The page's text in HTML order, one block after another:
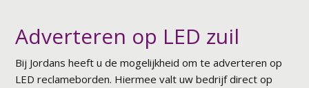
Adverteren op LED zuil
Bij Jordans heeft u de mogelijkheid om te adverteren op
LED reclameborden. Hiermee valt uw bedrijf direct op